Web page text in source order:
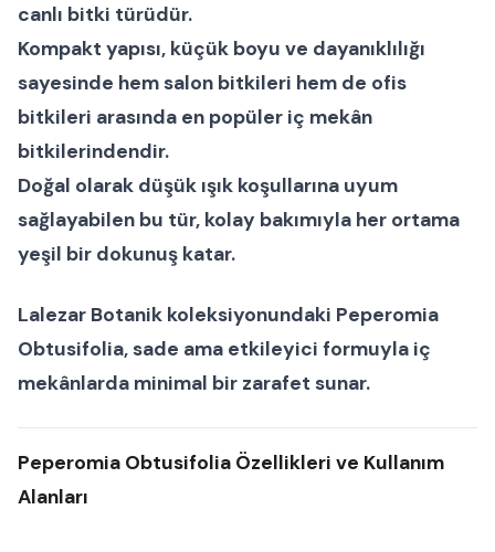
canlı bitki türüdür.
Kompakt yapısı, küçük boyu ve dayanıklılığı
sayesinde hemsalon bitkileri hem de ofis
bitkileri arasında en popüler iç mekân
bitkilerindendir.
Doğal olarak düşük ışık koşullarına uyum
sağlayabilen bu tür, kolay bakımıyla her ortama
yeşil bir dokunuş katar.
Lalezar Botanik koleksiyonundaki Peperomia
Obtusifolia, sade ama etkileyici formuyla iç
mekânlarda minimal bir zarafet sunar.
Peperomia Obtusifolia Özellikleri ve Kullanım
Alanları